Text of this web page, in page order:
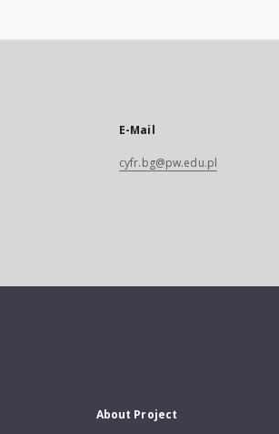
E-Mail
cyfr.bg@pw.edu.pl
About Project